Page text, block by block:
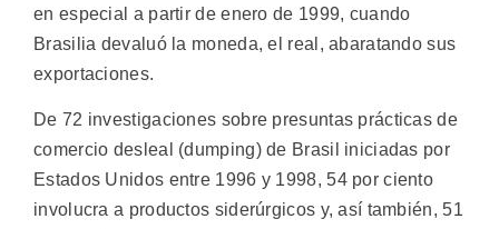
en especial a partir de enero de 1999, cuando
Brasilia devaluó la moneda, el real, abaratando sus
exportaciones.
De 72 investigaciones sobre presuntas prácticas de
comercio desleal (dumping) de Brasil iniciadas por
Estados Unidos entre 1996 y 1998, 54 por ciento
involucra a productos siderúrgicos y, así también, 51